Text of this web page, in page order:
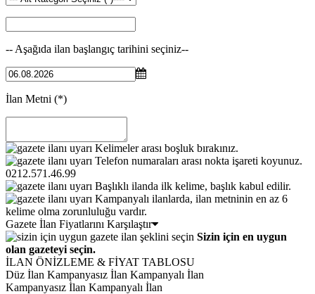
-- Aşağıda ilan başlangıç tarihini seçiniz--
İlan Metni (*)
Kelimeler arası boşluk bırakınız.
Telefon numaraları arası nokta işareti koyunuz.
0212.571.46.99
Başlıklı ilanda ilk kelime, başlık kabul edilir.
Kampanyalı ilanlarda, ilan metninin en az 6
kelime olma zorunluluğu vardır.
Gazete İlan Fiyatlarını Karşılaştır
Sizin için en uygun
olan gazeteyi seçin.
İLAN ÖNİZLEME & FİYAT TABLOSU
Düz İlan Kampanyasız İlan Kampanyalı İlan
Kampanyasız İlan Kampanyalı İlan